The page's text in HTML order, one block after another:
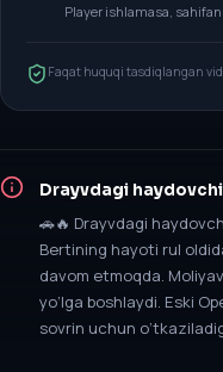
Player ishlamasa,
Faqat huquqi tasdiqlangan
Drayvdagi
🚗🔥 Drayvdagi
Bertining hayoti rul
davom etmoqda.
yo‘lga boshlaydi. Eski
sovrin uchun